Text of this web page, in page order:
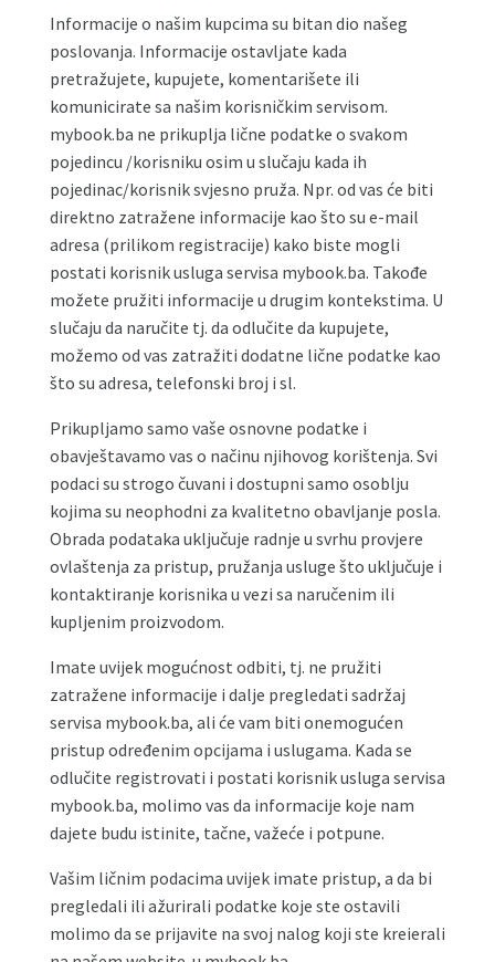
Informacije o našim kupcima su bitan dio našeg
poslovanja. Informacije ostavljate kada
pretražujete, kupujete, komentarišete ili
komunicirate sa našim korisničkim servisom.
mybook.ba ne prikuplja lične podatke o svakom
pojedincu /korisniku osim u slučaju kada ih
pojedinac/korisnik svjesno pruža. Npr. od vas će biti
direktno zatražene informacije kao što su e-mail
adresa (prilikom registracije) kako biste mogli
postati korisnik usluga servisa mybook.ba. Takođe
možete pružiti informacije u drugim kontekstima. U
slučaju da naručite tj. da odlučite da kupujete,
možemo od vas zatražiti dodatne lične podatke kao
što su adresa, telefonski broj i sl.
Prikupljamo samo vaše osnovne podatke i
obavještavamo vas o načinu njihovog korištenja. Svi
podaci su strogo čuvani i dostupni samo osoblju
kojima su neophodni za kvalitetno obavljanje posla.
Obrada podataka uključuje radnje u svrhu provjere
ovlaštenja za pristup, pružanja usluge što uključuje i
kontaktiranje korisnika u vezi sa naručenim ili
kupljenim proizvodom.
Imate uvijek mogućnost odbiti, tj. ne pružiti
zatražene informacije i dalje pregledati sadržaj
servisa mybook.ba, ali će vam biti onemogućen
pristup određenim opcijama i uslugama. Kada se
odlučite registrovati i postati korisnik usluga servisa
mybook.ba, molimo vas da informacije koje nam
dajete budu istinite, tačne, važeće i potpune.
Vašim ličnim podacima uvijek imate pristup, a da bi
pregledali ili ažurirali podatke koje ste ostavili
molimo da se prijavite na svoj nalog koji ste kreierali